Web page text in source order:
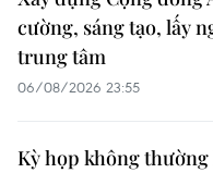
cường, sáng tạo, lấy
trung tâm
06/08/2026 23:55
Kỳ họp không